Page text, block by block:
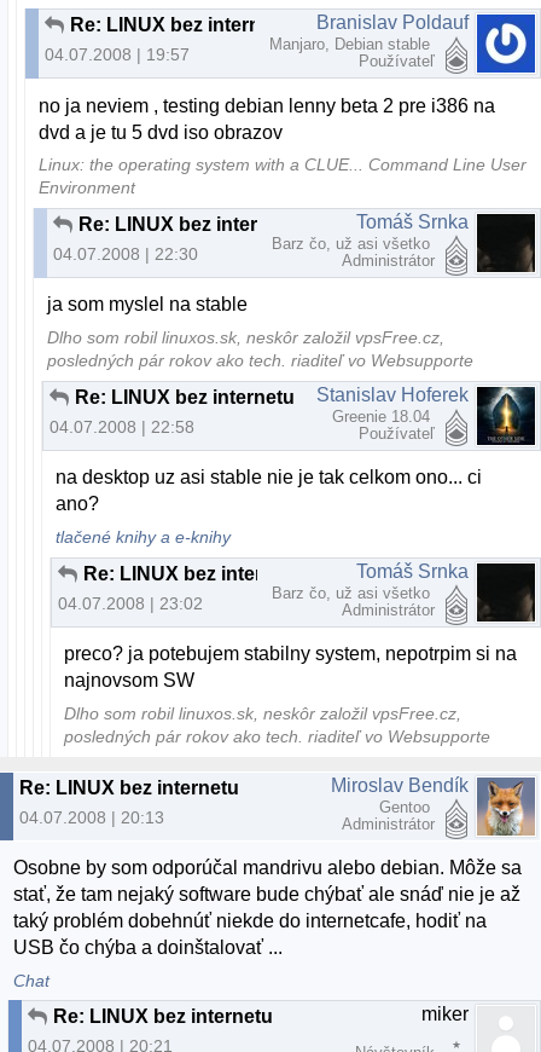
Re: LINUX bez internetu
04.07.2008 | 19:57
Branislav Poldauf
Manjaro, Debian stable
Používateľ
no ja neviem , testing debian lenny beta 2 pre i386 na
dvd a je tu 5 dvd iso obrazov
Linux: the operating system with a CLUE... Command Line User
Environment
Re: LINUX bez internetu
04.07.2008 | 22:30
Tomáš Srnka
Barz čo, už asi všetko
Administrátor
ja som myslel na stable
Dlho som robil linuxos.sk, neskôr založil vpsFree.cz,
posledných pár rokov ako tech. riaditeľ vo Websupporte
Re: LINUX bez internetu
04.07.2008 | 22:58
Stanislav Hoferek
Greenie 18.04
Používateľ
na desktop uz asi stable nie je tak celkom ono... ci
ano?
tlačené knihy a e-knihy
Re: LINUX bez internetu
04.07.2008 | 23:02
Tomáš Srnka
Barz čo, už asi všetko
Administrátor
preco? ja potebujem stabilny system, nepotrpim si na
najnovsom SW
Dlho som robil linuxos.sk, neskôr založil vpsFree.cz,
posledných pár rokov ako tech. riaditeľ vo Websupporte
Re: LINUX bez internetu
04.07.2008 | 20:13
Miroslav Bendík
Gentoo
Administrátor
Osobne by som odporúčal mandrivu alebo debian. Môže sa
stať, že tam nejaký software bude chýbať ale snáď nie je až
taký problém dobehnúť niekde do internetcafe, hodiť na
USB čo chýba a doinštalovať ...
Chat
Re: LINUX bez internetu
04.07.2008 | 20:21
miker